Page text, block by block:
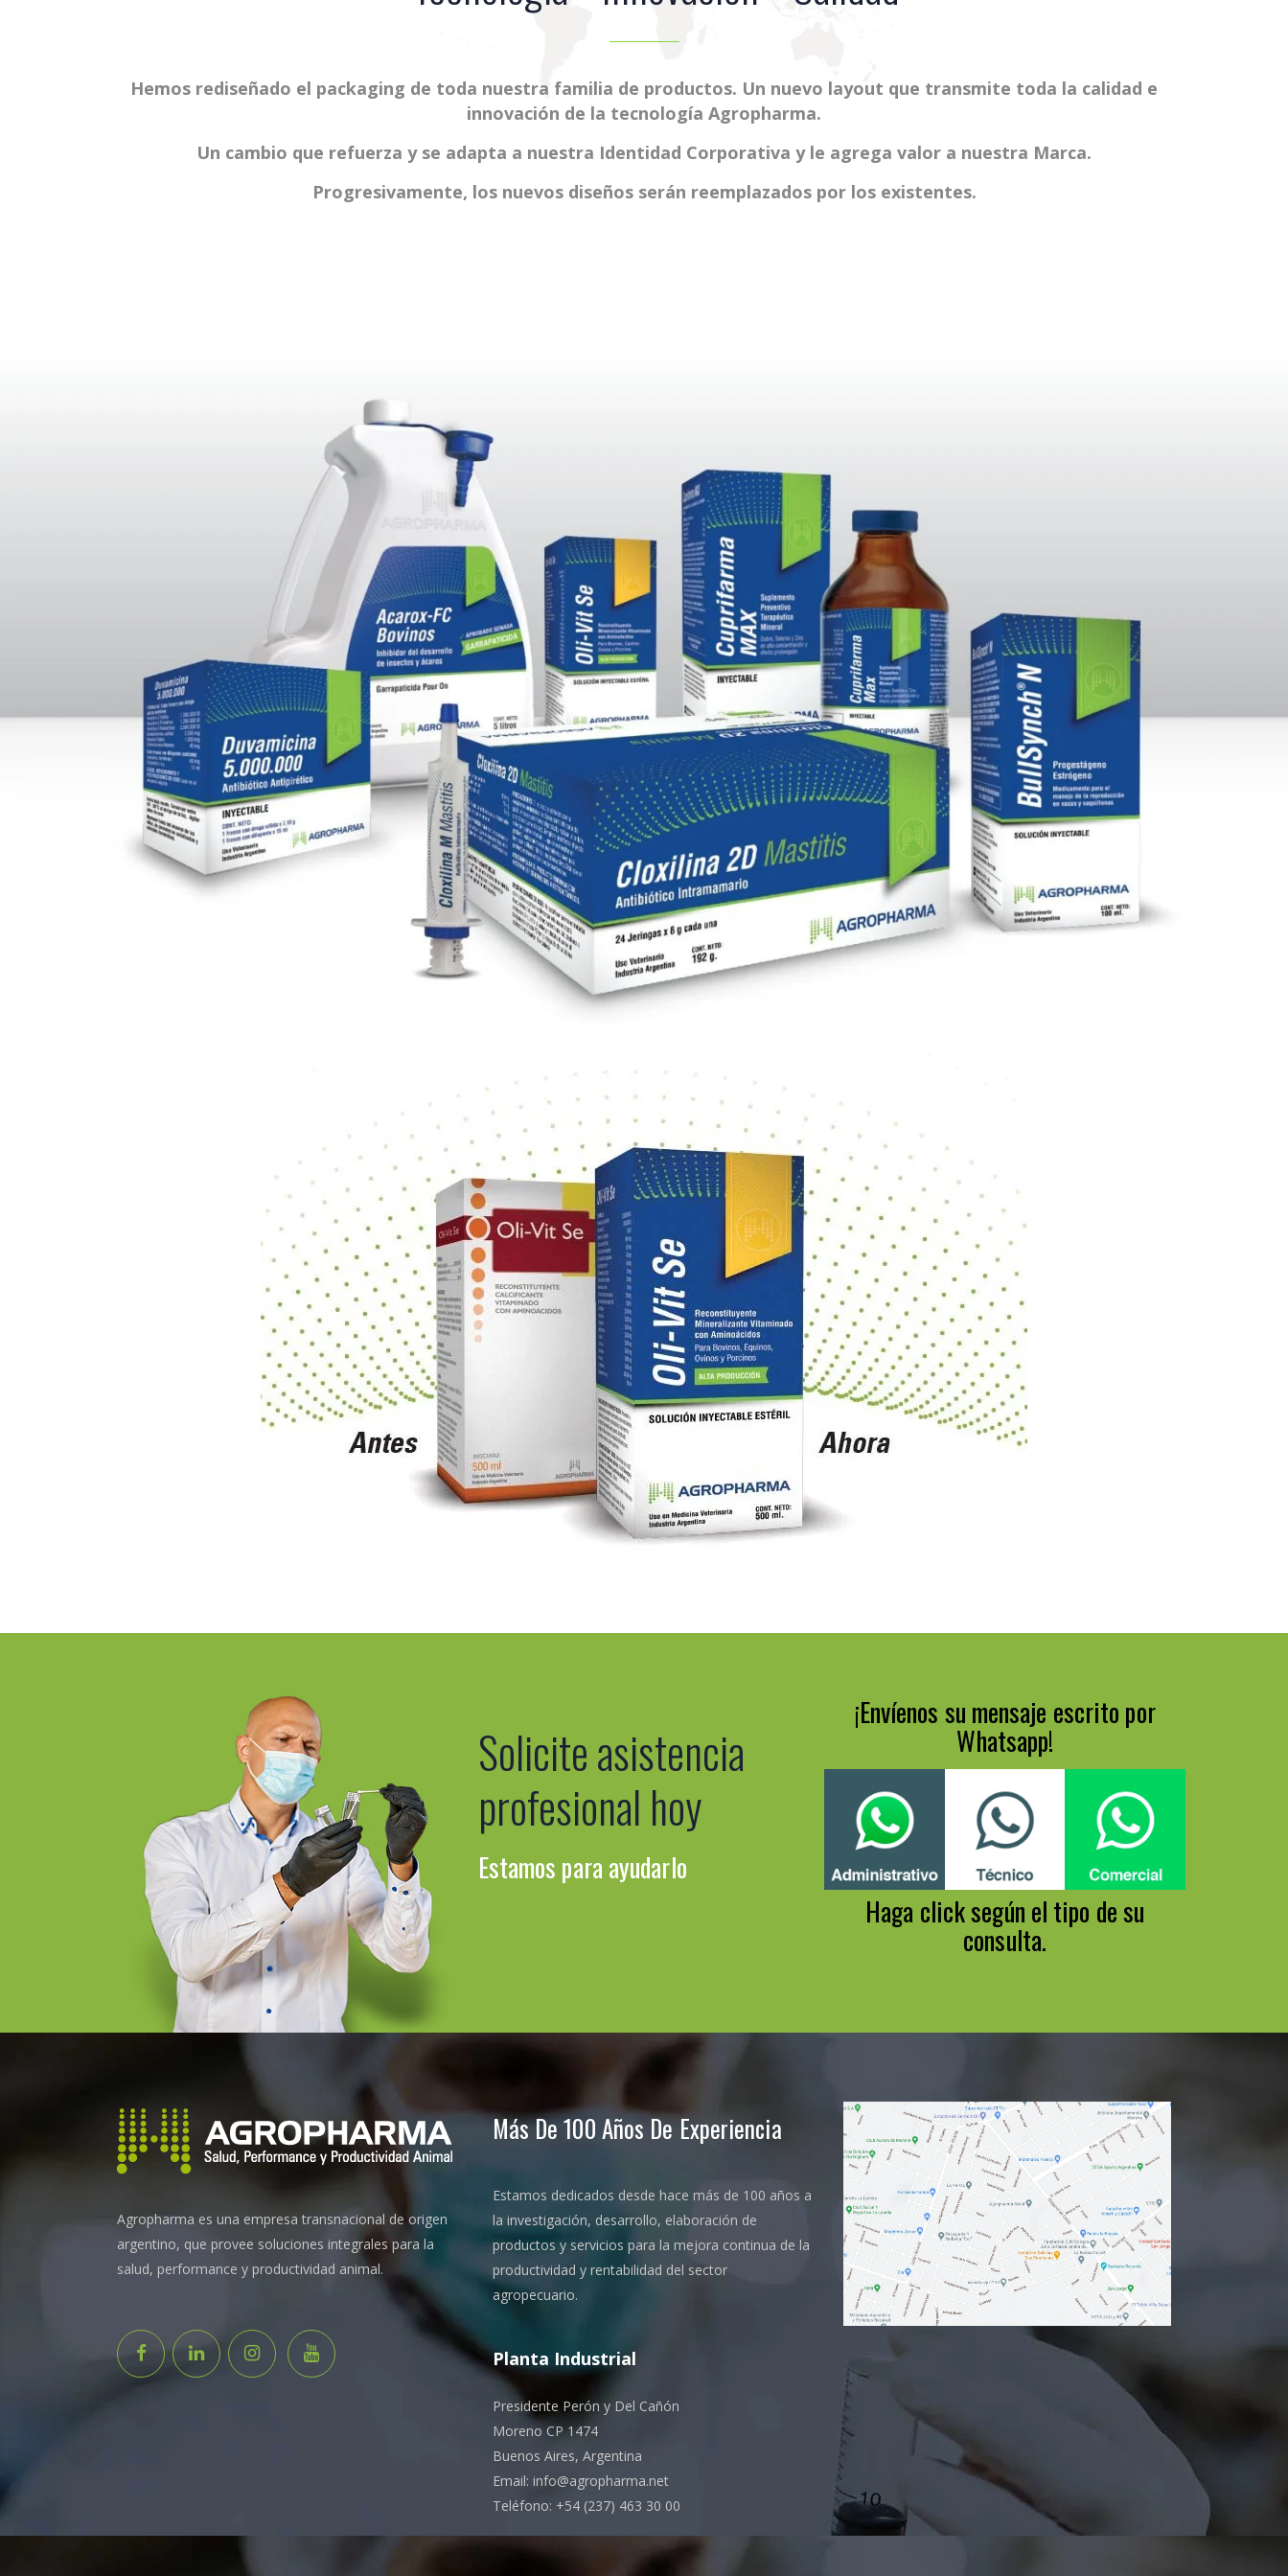
Hemos rediseñado el packaging de toda nuestra familia de productos. Un nuevo layout que transmite toda la calidad e
innovación de la tecnología Agropharma.
Un cambio que refuerza y se adapta a nuestra Identidad Corporativa y le agrega valor a nuestra Marca.
Progresivamente, los nuevos diseños serán reemplazados por los existentes.
Solicite asistencia
profesional hoy
Estamos para ayudarlo
¡Envíenos su mensaje escrito por
Whatsapp!
Haga click según el tipo de su
consulta.
Agropharma es una empresa transnacional de origen
argentino, que provee soluciones integrales para la
salud, performance y productividad animal.
Más De 100 Años De Experiencia
Estamos dedicados desde hace más de 100 años a
la investigación, desarrollo, elaboración de
productos y servicios para la mejora continua de la
productividad y rentabilidad del sector
agropecuario.
Planta Industrial
Presidente Perón y Del Cañón
Moreno CP 1474
Buenos Aires, Argentina
Email: info@agropharma.net
Teléfono: +54 (237) 463 30 00